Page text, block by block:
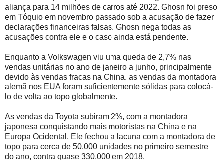
aliança para 14 milhões de carros até 2022. Ghosn foi preso
em Tóquio em novembro passado sob a acusação de fazer
declarações financeiras falsas. Ghosn nega todas as
acusações contra ele e o caso ainda está pendente.
Enquanto a Volkswagen viu uma queda de 2,7% nas
vendas unitárias no ano de janeiro a junho, principalmente
devido às vendas fracas na China, as vendas da montadora
alemã nos EUA foram suficientemente sólidas para colocá-
lo de volta ao topo globalmente.
As vendas da Toyota subiram 2%, com a montadora
japonesa conquistando mais motoristas na China e na
Europa Ocidental. Ele fechou a lacuna com a montadora de
topo para cerca de 50.000 unidades no primeiro semestre
do ano, contra quase 330.000 em 2018.